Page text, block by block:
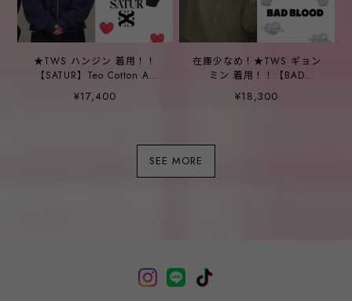
★TWS ハンジン 着用！！
【SATUR】Teo Cotton All
Navy
¥17,400
在庫少なめ！★TWS ギョン
ミン 着用！！【BAD
Hooded Cardigan - Banana
¥18,300
SEE MORE